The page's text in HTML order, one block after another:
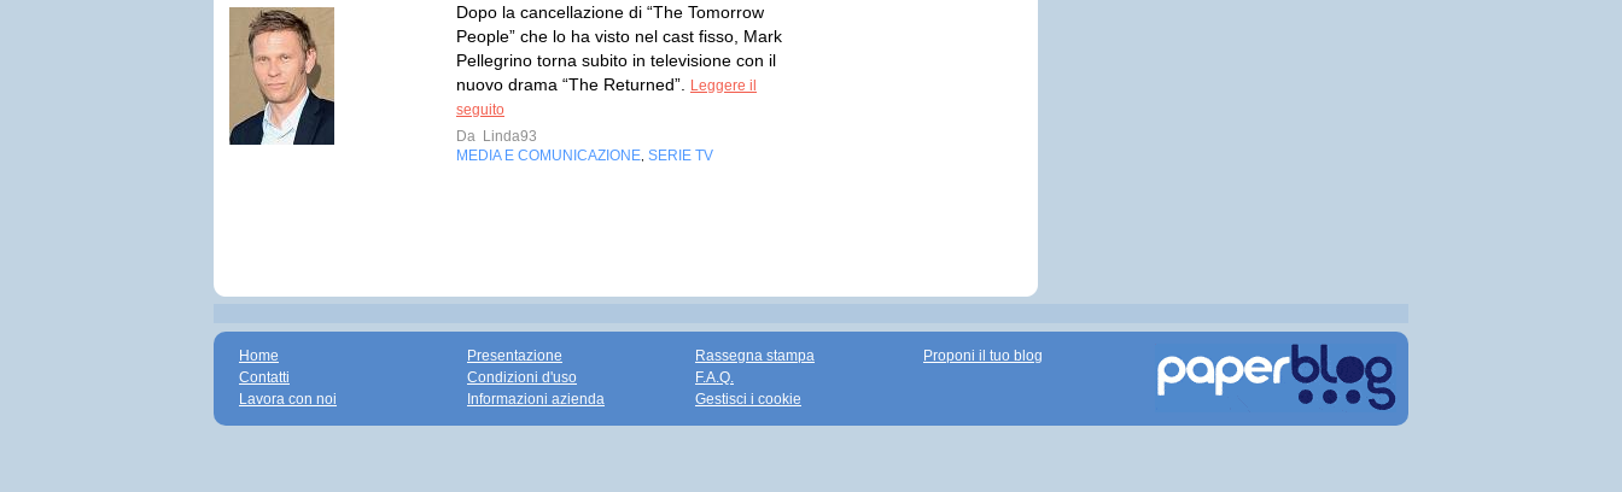
Dopo la cancellazione di “The Tomorrow
People” che lo ha visto nel cast fisso, Mark
Pellegrino torna subito in televisione con il
nuovo drama “The Returned”.
Leggere il
seguito
Da Linda93
MEDIA E COMUNICAZIONE SERIE TV
Home
Contatti
Lavora con noi
Presentazione
Condizioni d'uso
Informazioni azienda
Rassegna stampa
F.A.Q.
Gestisci i cookie
Proponi il tuo blog